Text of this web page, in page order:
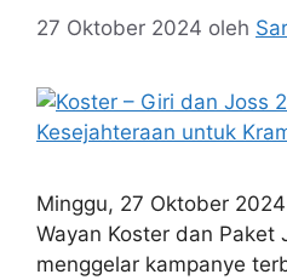
27 Oktober 2024 oleh
Minggu, 27 Oktober
Wayan Koster dan Paket
menggelar kampanye